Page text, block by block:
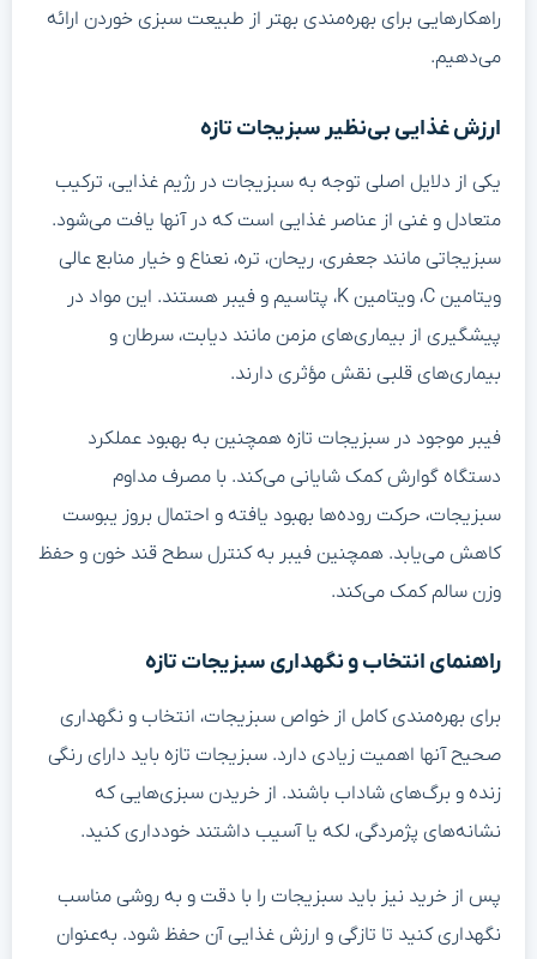
راهکارهایی برای بهره‌مندی بهتر از طبیعت سبزی خوردن ارائه
می‌دهیم.
ارزش غذایی بی‌نظیر سبزیجات تازه
یکی از دلایل اصلی توجه به سبزیجات در رژیم غذایی، ترکیب
متعادل و غنی از عناصر غذایی است که در آنها یافت می‌شود.
سبزیجاتی مانند جعفری، ریحان، تره، نعناع و خیار منابع عالی
ویتامین C، ویتامین K، پتاسیم و فیبر هستند. این مواد در
پیشگیری از بیماری‌های مزمن مانند دیابت، سرطان و
بیماری‌های قلبی نقش مؤثری دارند.
فیبر موجود در سبزیجات تازه همچنین به بهبود عملکرد
دستگاه گوارش کمک شایانی می‌کند. با مصرف مداوم
سبزیجات، حرکت روده‌ها بهبود یافته و احتمال بروز یبوست
کاهش می‌یابد. همچنین فیبر به کنترل سطح قند خون و حفظ
وزن سالم کمک می‌کند.
راهنمای انتخاب و نگهداری سبزیجات تازه
برای بهره‌مندی کامل از خواص سبزیجات، انتخاب و نگهداری
صحیح آنها اهمیت زیادی دارد. سبزیجات تازه باید دارای رنگی
زنده و برگ‌های شاداب باشند. از خریدن سبزی‌هایی که
نشانه‌های پژمردگی، لکه یا آسیب داشتند خودداری کنید.
پس از خرید نیز باید سبزیجات را با دقت و به روشی مناسب
نگهداری کنید تا تازگی و ارزش غذایی آن حفظ شود. به‌عنوان